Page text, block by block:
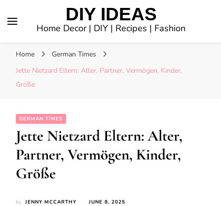
DIY IDEAS
Home Decor | DIY | Recipes | Fashion
Home
German Times
Jette Nietzard Eltern: Alter, Partner, Vermögen, Kinder,
Größe
GERMAN TIMES
Jette Nietzard Eltern: Alter,
Partner, Vermögen, Kinder,
Größe
by JENNY MCCARTHY JUNE 8, 2025